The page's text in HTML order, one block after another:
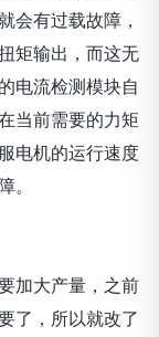
会有过载故障，
矩输出，而这无
电流检测模块自
当前需要的力矩
电机的运行速度
加大产量，之前
了，所以就改了